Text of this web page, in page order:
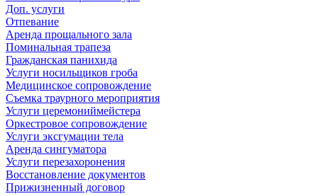
Доп. услуги
Отпевание
Аренда прощального зала
Поминальная трапеза
Гражданская панихида
Услуги носильщиков гроба
Медицинское сопровождение
Съемка траурного мероприятия
Услуги церемониймейстера
Оркестровое сопровождение
Услуги эксгумации тела
Аренда сингуматора
Услуги перезахоронения
Восстановление документов
Прижизненный договор